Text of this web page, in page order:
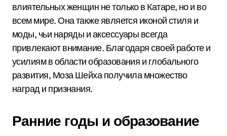
влиятельных женщин не только в Катаре, но и во
всем мире. Она также является иконой стиля и
моды, чьи наряды и аксессуары всегда
привлекают внимание. Благодаря своей работе и
усилиям в области образования и глобального
развития, Моза Шейха получила множество
наград и признания.
Ранние годы и образование